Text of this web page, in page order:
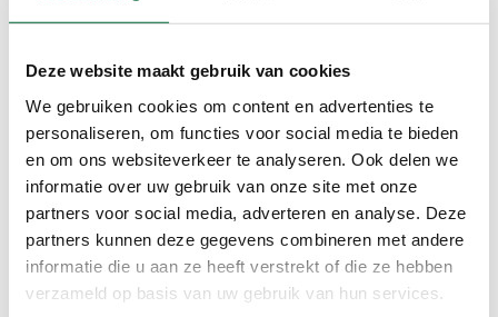
Deze website maakt gebruik van cookies
We gebruiken cookies om content en advertenties te
personaliseren, om functies voor social media te bieden
en om ons websiteverkeer te analyseren. Ook delen we
informatie over uw gebruik van onze site met onze
partners voor social media, adverteren en analyse. Deze
partners kunnen deze gegevens combineren met andere
informatie die u aan ze heeft verstrekt of die ze hebben
verzameld op basis van uw gebruik van hun services.
binnenkort gaat bevallen? Neem mijn tips voor de
eerste wandeling na de bevalling ter harte – of
niet, dat is natuurlijk ook helemaal prima. Wat ik in
deze korte tijd heb geleerd, is dat er niets sterker
is dan een moedergevoel. Voelt iets niet goed?
Doe het dan niet. Zo simpel is het (echt). En je
hoeft niemand verantwoording af te leggen.
Tip 1: Luister naar je lichaam